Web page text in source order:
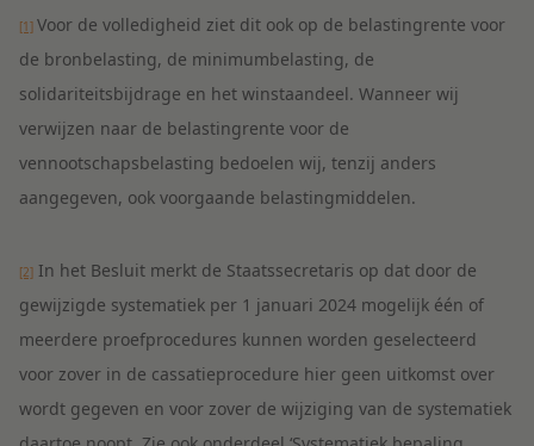
[1] Voor de volledigheid ziet dit ook op de belastingrente voor
de bronbelasting, de minimumbelasting, de
solidariteitsbijdrage en het winstaandeel. Wanneer wij
verwijzen naar de belastingrente voor de
vennootschapsbelasting bedoelen wij, tenzij anders
aangegeven, ook voorgaande belastingmiddelen.
[2] In het Besluit merkt de Staatssecretaris op dat door de
gewijzigde systematiek per 1 januari 2024 mogelijk één of
meerdere proefprocedures kunnen worden geselecteerd
voor zover in de cassatieprocedure hier geen uitkomst over
wordt gegeven en voor zover de wijziging van de systematiek